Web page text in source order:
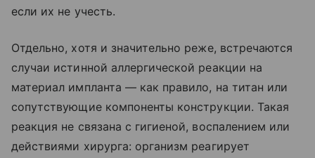
если их не учесть.
Отдельно, хотя и значительно реже, встречаются
случаи истинной аллергической реакции на
материал импланта — как правило, на титан или
сопутствующие компоненты конструкции. Такая
реакция не связана с гигиеной, воспалением или
действиями хирурга: организм реагирует